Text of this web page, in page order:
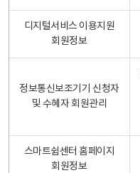
디지털서비스 이용지원
회원정보
정보통신보조기기 신청자
및 수혜자 회원관리
스마트쉼센터 홈페이지
회원정보